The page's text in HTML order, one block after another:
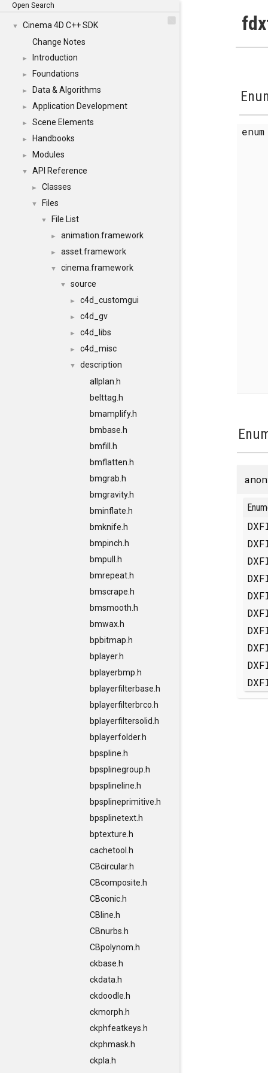
Open Search
▼
Cinema 4D C++ SDK
Change Notes
► Introduction
► Foundations
► Data & Algorithms
► Application Development
► Scene Elements
► Handbooks
► Modules
▼ API Reference
► Classes
▼ Files
▼ File List
► animation.framework
► asset.framework
▼ cinema.framework
▼ source
► c4d_customgui
► c4d_gv
► c4d_libs
► c4d_misc
▼
description
allplan.h
belttag.h
bmamplify.h
bmbase.h
bmfill.h
bmflatten.h
bmgrab.h
bmgravity.h
bminflate.h
bmknife.h
bmpinch.h
bmpull.h
bmrepeat.h
bmscrape.h
bmsmooth.h
bmwax.h
bpbitmap.h
bplayer.h
bplayerbmp.h
bplayerfilterbase.h
bplayerfilterbrco.h
bplayerfiltersolid.h
bplayerfolder.h
bpspline.h
bpsplinegroup.h
bpsplineline.h
bpsplineprimitive.h
bpsplinetext.h
bptexture.h
cachetool.h
CBcircular.h
CBcomposite.h
CBconic.h
CBline.h
CBnurbs.h
CBpolynom.h
ckbase.h
ckdata.h
ckdoodle.h
ckmorph.h
ckphfeatkeys.h
ckphmask.h
ckpla.h